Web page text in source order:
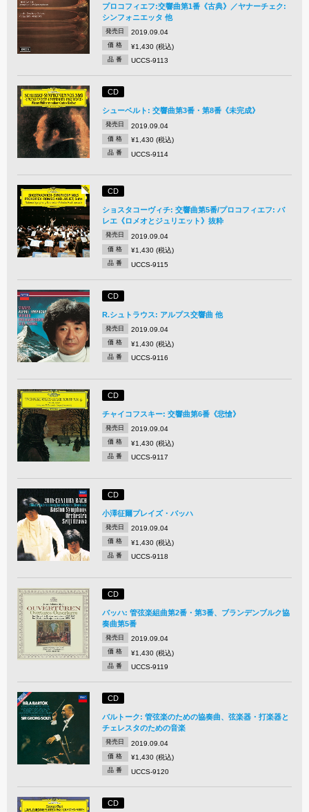
プロコフィエフ:交響曲第1番《古典》／ヤナーチェク:
シンフォニエッタ 他
発売日 2019.09.04
価 格 ¥1,430 (税込)
品 番 UCCS-9113
CD
シューベルト: 交響曲第3番・第8番《未完成》
発売日 2019.09.04
価 格 ¥1,430 (税込)
品 番 UCCS-9114
CD
ショスタコーヴィチ: 交響曲第5番/プロコフィエフ: バ
レエ《ロメオとジュリエット》抜粋
発売日 2019.09.04
価 格 ¥1,430 (税込)
品 番 UCCS-9115
CD
R.シュトラウス: アルプス交響曲 他
発売日 2019.09.04
価 格 ¥1,430 (税込)
品 番 UCCS-9116
CD
チャイコフスキー: 交響曲第6番《悲愴》
発売日 2019.09.04
価 格 ¥1,430 (税込)
品 番 UCCS-9117
CD
小澤征爾プレイズ・バッハ
発売日 2019.09.04
価 格 ¥1,430 (税込)
品 番 UCCS-9118
CD
バッハ: 管弦楽組曲第2番・第3番、ブランデンブルク協
奏曲第5番
発売日 2019.09.04
価 格 ¥1,430 (税込)
品 番 UCCS-9119
CD
バルトーク: 管弦楽のための協奏曲、弦楽器・打楽器と
チェレスタのための音楽
発売日 2019.09.04
価 格 ¥1,430 (税込)
品 番 UCCS-9120
CD